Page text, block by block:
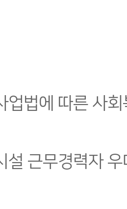
법에 따른 사회
설 근무경력자